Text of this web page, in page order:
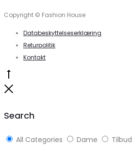
Copyright © Fashion House
Databeskyttelseserklæring
Returpolitik
Kontakt
Search
All Categories Dame Tilbud